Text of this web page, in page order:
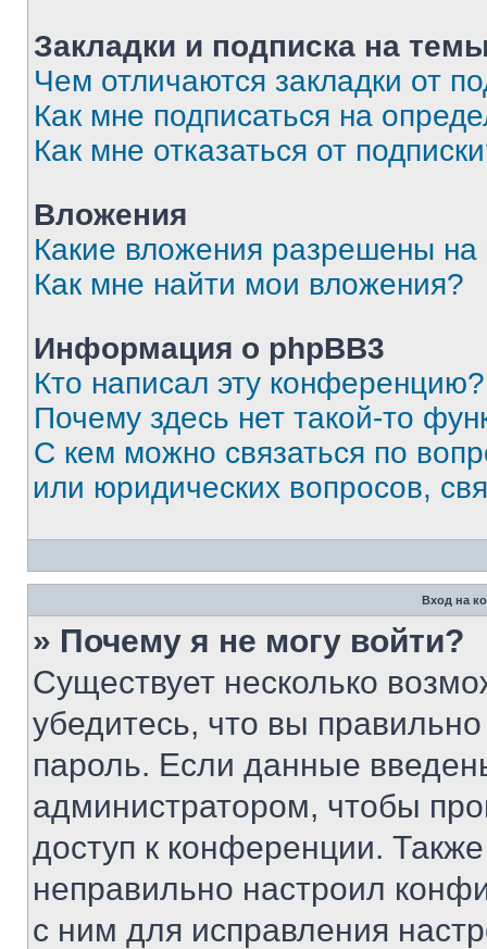
Закладки и подписка на
Чем отличаются закладки от
Как мне подписаться на
Как мне отказаться от
Вложения
Какие вложения разрешены
Как мне найти мои вложения?
Информация о phpBB3
Кто написал эту конференцию?
Почему здесь нет такой-то
С кем можно связаться по
или юридических вопросов,
Вход на
» Почему я не могу войти?
Существует несколько
убедитесь, что вы
пароль. Если данные
администратором, чтобы
доступ к конференции.
неправильно настроил
с ним для исправления